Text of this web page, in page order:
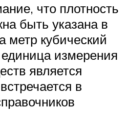
что плотность
быть указана в
метр кубический
измерения
является
в